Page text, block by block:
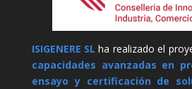
ISIGENERE SL ha realizado el
capacidades avanzadas en
ensayo y certificación de